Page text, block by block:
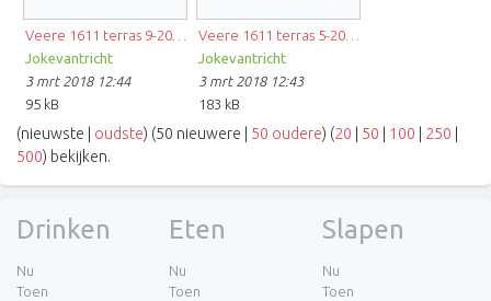
Jokevantricht
3 mrt 2018 12:44
95 kB
Jokevantricht
3 mrt 2018 12:43
183 kB
(nieuwste | oudste) (50 nieuwere | 50 oudere) (20 50 100 250
500) bekijken.
Drinken
Nu
Toen
Eten
Nu
Toen
Slapen
Nu
Toen